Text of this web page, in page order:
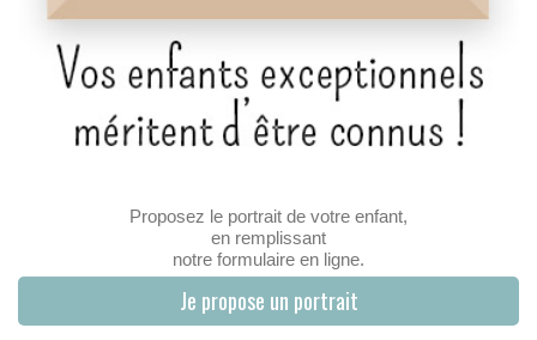
Proposez le portrait de votre enfant,
en remplissant
notre formulaire en ligne.
Je propose un portrait